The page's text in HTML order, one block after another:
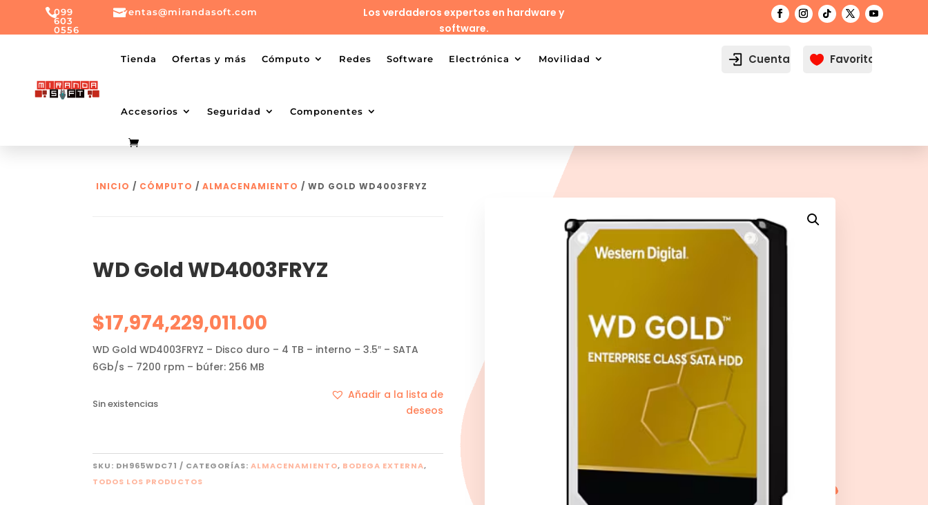
099
603
0556
0556
ventas@mirandasoft.com
mailto:ventas@mirandasoft.com
Los verdaderos expertos en hardware y
software.
Tienda Ofertas y más Cómputo Redes Software Electrónica Movilidad
Accesorios Seguridad Componentes
Cuenta  Favoritos
INICIO / CÓMPUTO /ALMACENAMIENTO / WD GOLD WD4003FRYZ
WD Gold WD4003FRYZ
$17,974,229,011.00
WD Gold WD4003FRYZ – Disco duro – 4 TB – interno – 3.5″ – SATA
6Gb/s – 7200 rpm – búfer: 256 MB
Sin existencias
Añadir a la lista de
deseos
SKU: DH965WDC71 CATEGORÍAS:ALMACENAMIENTO, BODEGA EXTERNA,
TODOS LOS PRODUCTOS